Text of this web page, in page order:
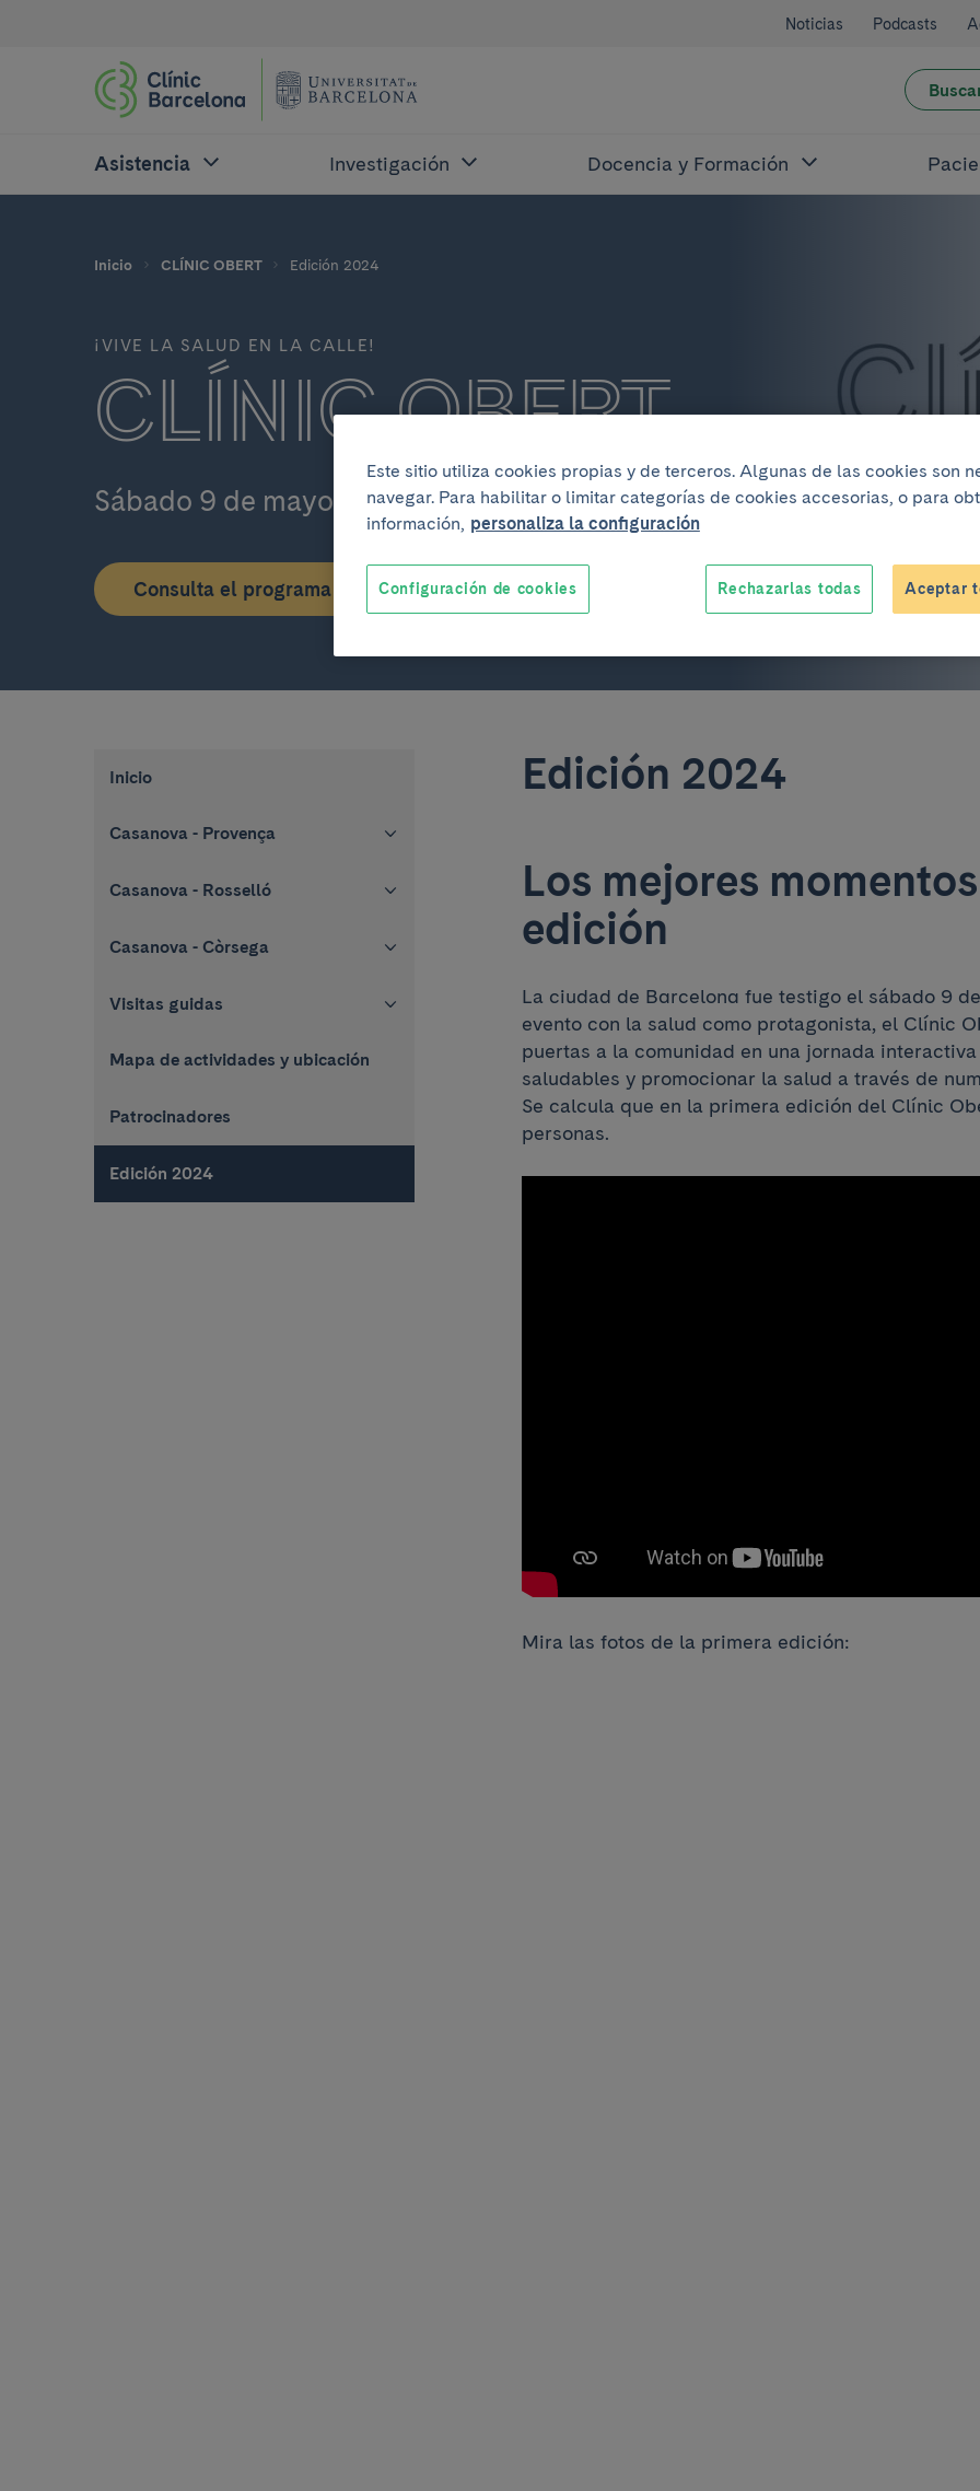
Noticias Podcasts
Asistencia Investigación Docencia y Formación
Inicio CLÍNIC OBERT Edición 2024
¡VIVE LA SALUD EN LA CALLE!
CLÍNIC OBERT
Sábado 9 de mayo de 2026 de 9:30 a 16 horas
Consulta el programa
Inicio
Casanova - Provença
Casanova - Rosselló
Casanova - Còrsega
Visitas guidas
Mapa de actividades y ubicación
Patrocinadores
Edición 2024
Edición 2024
Los mejores
edición
La ciudad de Barcelona fue testigo el sábado 9
evento con la salud como protagonista, el Clínic
puertas a la comunidad en una jornada
saludables y promocionar la salud a través de
Se calcula que en la primera edición del Clínic
personas.
Mira las fotos de la primera edición:
Este sitio utiliza cookies propias y de terceros. Algunas de las cookies son
navegar. Para habilitar o limitar categorías de cookies accesorias, o para
información, personaliza la configuración
Rechazarlas todas Aceptar
Configuración de cookies